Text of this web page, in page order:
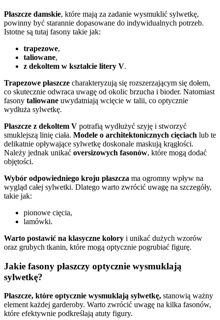
Płaszcze damskie, które mają za zadanie wysmuklić sylwetkę,
powinny być starannie dopasowane do indywidualnych potrzeb.
Istotne są tutaj fasony takie jak:
trapezowe,
taliowane,
z dekoltem w kształcie litery V.
Trapezowe płaszcze charakteryzują się rozszerzającym się dołem,
co skutecznie odwraca uwagę od okolic brzucha i bioder. Natomiast
fasony taliowane uwydatniają wcięcie w talii, co optycznie
wydłuża sylwetkę.
Płaszcze z dekoltem V potrafią wydłużyć szyję i stworzyć
smuklejszą linię ciała. Modele o architektonicznych cięciach lub te
delikatnie opływające sylwetkę doskonale maskują krągłości.
Należy jednak unikać oversizowych fasonów, które mogą dodać
objętości.
Wybór odpowiedniego kroju płaszcza ma ogromny wpływ na
wygląd całej sylwetki. Dlatego warto zwrócić uwagę na szczegóły,
takie jak:
pionowe cięcia,
lamówki.
Warto postawić na klasyczne kolory i unikać dużych wzorów
oraz grubych tkanin, które mogą optycznie pogrubiać figurę.
Jakie fasony płaszczy optycznie wysmuklają
sylwetkę?
Płaszcze, które optycznie wysmuklają sylwetkę, stanowią ważny
element każdej garderoby. Warto zwrócić uwagę na kilka fasonów,
które efektywnie podkreślają atuty figury.